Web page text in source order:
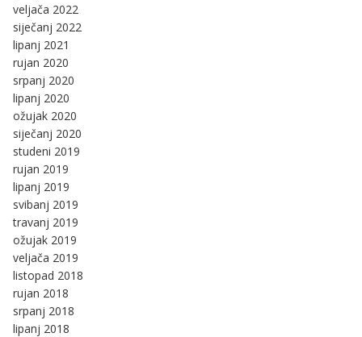
veljača 2022
siječanj 2022
lipanj 2021
rujan 2020
srpanj 2020
lipanj 2020
ožujak 2020
siječanj 2020
studeni 2019
rujan 2019
lipanj 2019
svibanj 2019
travanj 2019
ožujak 2019
veljača 2019
listopad 2018
rujan 2018
srpanj 2018
lipanj 2018